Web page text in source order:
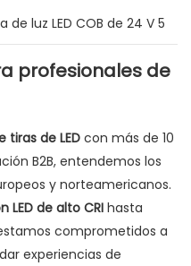
profesionales de
de LED con más de 10
B2B, entendemos los
y norteamericanos.
LED de alto CRI hasta
comprometidos a
experiencias de